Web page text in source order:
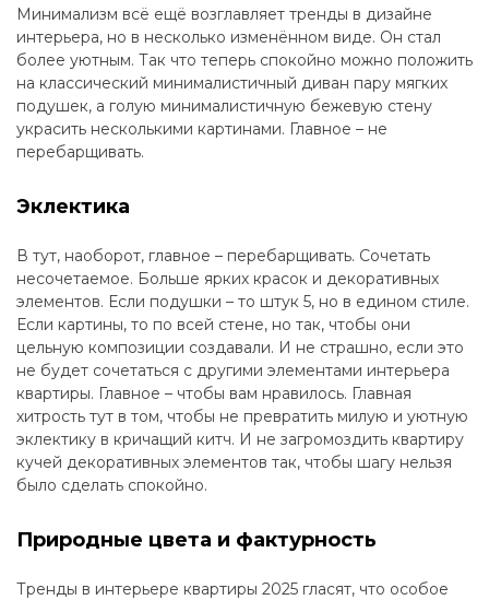
Минимализм всё ещё возглавляет тренды в дизайне
интерьера, но в несколько изменённом виде. Он стал
более уютным. Так что теперь спокойно можно положить
на классический минималистичный диван пару мягких
подушек, а голую минималистичную бежевую стену
украсить несколькими картинами. Главное – не
перебарщивать.
Эклектика
В тут, наоборот, главное – перебарщивать. Сочетать
несочетаемое. Больше ярких красок и декоративных
элементов. Если подушки – то штук 5, но в едином стиле.
Если картины, то по всей стене, но так, чтобы они
цельную композиции создавали. И не страшно, если это
не будет сочетаться с другими элементами интерьера
квартиры. Главное – чтобы вам нравилось. Главная
хитрость тут в том, чтобы не превратить милую и уютную
эклектику в кричащий китч. И не загромоздить квартиру
кучей декоративных элементов так, чтобы шагу нельзя
было сделать спокойно.
Природные цвета и фактурность
Тренды в интерьере квартиры 2025 гласят, что особое